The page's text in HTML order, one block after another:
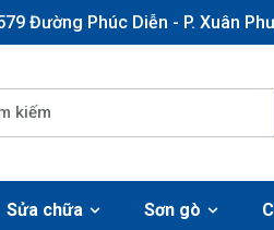
Đường Phúc Diễn - P. Xuân
Sửa chữa Sơn gò